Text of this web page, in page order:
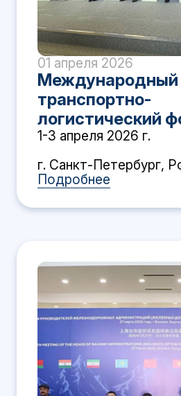
01 апреля 2026
Международный
транспортно-
логистический
1-3 апреля 2026 г.
г. Санкт-Петербург,
Подробнее